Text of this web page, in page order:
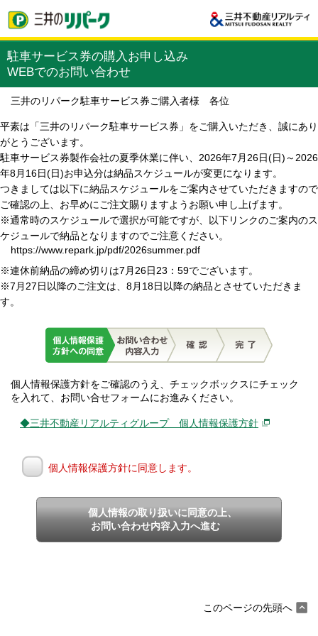
駐車サービス券の購入お申し込み
WEBでのお問い合わせ
三井のリパーク駐車サービス券ご購入者様 各位
平素は「三井のリパーク駐車サービス券」をご購入いただき、誠にあり
がとうございます。
駐車サービス券製作会社の夏季休業に伴い、2026年7月26日(日)～2026
年8月16日(日)お申込分は納品スケジュールが変更になります。
つきましては以下に納品スケジュールをご案内させていただきますので
ご確認の上、お早めにご注文賜りますようお願い申し上げます。
※通常時のスケジュールで選択が可能ですが、以下リンクのご案内のス
ケジュールで納品となりますのでご注意ください。
https://www.repark.jp/pdf/2026summer.pdf
※連休前納品の締め切りは7月26日23：59でございます。
※7月27日以降のご注文は、8月18日以降の納品とさせていただきま
す。
個人情報保護方針をご確認のうえ、チェックボックスにチェック
を入れて、お問い合せフォームにお進みください。
◆三井不動産リアルティグループ 個人情報保護方針
個人情報保護方針に同意します。
個人情報の取り扱いに同意の上、
お問い合わせ内容入力へ進む
このページの先頭へ